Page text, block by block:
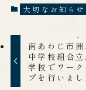
WEB予約
求人情
大切なお知らせ
南あわじ市
中学校組合
学校でワーク
プを行いまし